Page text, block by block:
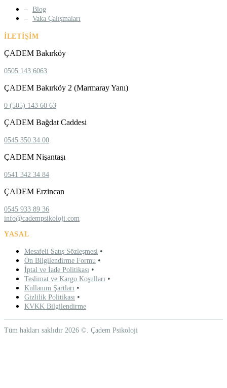
Blog
Vaka Çalışmaları
İLETIŞIM
ÇADEM Bakırköy
0505 143 6063
ÇADEM Bakırköy 2 (Marmaray Yanı)
0 (505) 143 60 63
ÇADEM Bağdat Caddesi
0545 350 34 00
ÇADEM Nişantaşı
0541 342 34 84
ÇADEM Erzincan
0545 933 89 36
info@cadempsikoloji.com
YASAL
Mesafeli Satış Sözleşmesi •
Ön Bilgilendirme Formu •
İptal ve İade Politikası •
Teslimat ve Kargo Koşulları •
Kullanım Şartları •
Gizlilik Politikası •
KVKK Bilgilendirme
Tüm hakları saklıdır 2026 ©. Çadem Psikoloji